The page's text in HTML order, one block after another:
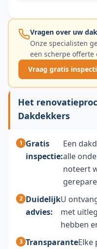
Vragen over uw
Onze specialisten
een scherpe offerte
Vraag gratis
Het
Dakdekkers
Gratis
inspectie:
Een
alle
noteert
Duidelijk
advies:
U
met
hebben
TransparanteElke